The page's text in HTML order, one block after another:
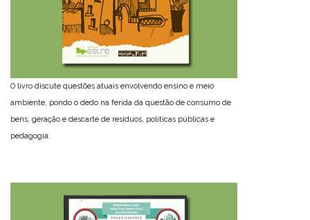
O livro discute questões atuais envolvendo ensino e meio
ambiente, pondo o dedo na ferida da questão de consumo de
bens, geração e descarte de resíduos, políticas públicas e
pedagogia.